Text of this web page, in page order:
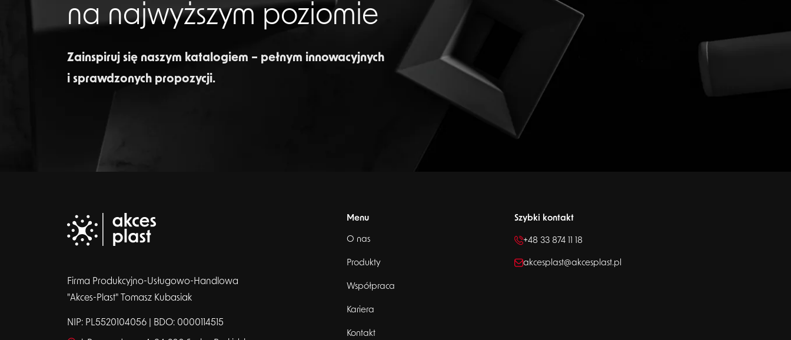
na najwyższym poziomie
Zainspiruj się naszym katalogiem – pełnym innowacyjnych
i sprawdzonych propozycji.
Firma Produkcyjno-Usługowo-Handlowa
"Akces-Plast" Tomasz Kubasiak
NIP: PL5520104056 | BDO: 0000114515
Menu
O nas
Produkty
Współpraca
Kariera
Kontakt
Szybki kontakt
+48 33 874 11 18
akcesplast@akcesplast.pl